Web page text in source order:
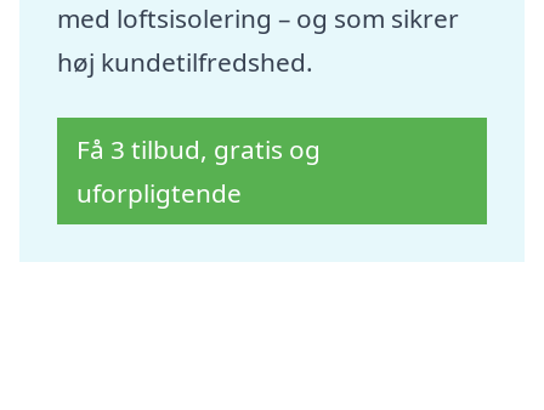
med loftsisolering – og som sikrer
høj kundetilfredshed.
Få 3 tilbud, gratis og
uforpligtende